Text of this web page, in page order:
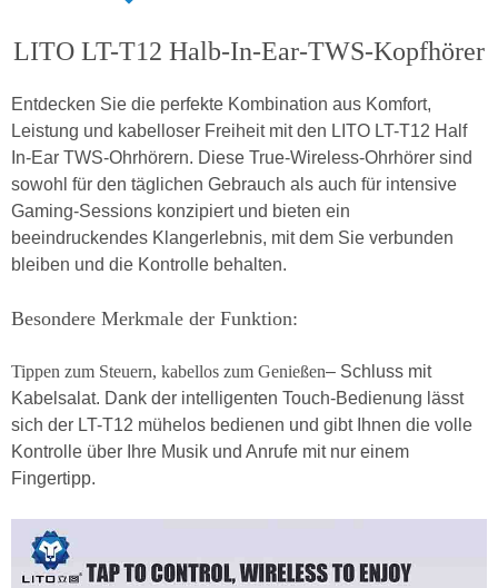
LITO LT-T12 Halb-In-Ear-TWS-Kopfhörer
Entdecken Sie die perfekte Kombination aus Komfort,
Leistung und kabelloser Freiheit mit den LITO LT-T12 Half
In-Ear TWS-Ohrhörern. Diese True-Wireless-Ohrhörer sind
sowohl für den täglichen Gebrauch als auch für intensive
Gaming-Sessions konzipiert und bieten ein
beeindruckendes Klangerlebnis, mit dem Sie verbunden
bleiben und die Kontrolle behalten.
Besondere Merkmale der Funktion:
Tippen zum Steuern, kabellos zum Genießen– Schluss mit
Kabelsalat. Dank der intelligenten Touch-Bedienung lässt
sich der LT-T12 mühelos bedienen und gibt Ihnen die volle
Kontrolle über Ihre Musik und Anrufe mit nur einem
Fingertipp.